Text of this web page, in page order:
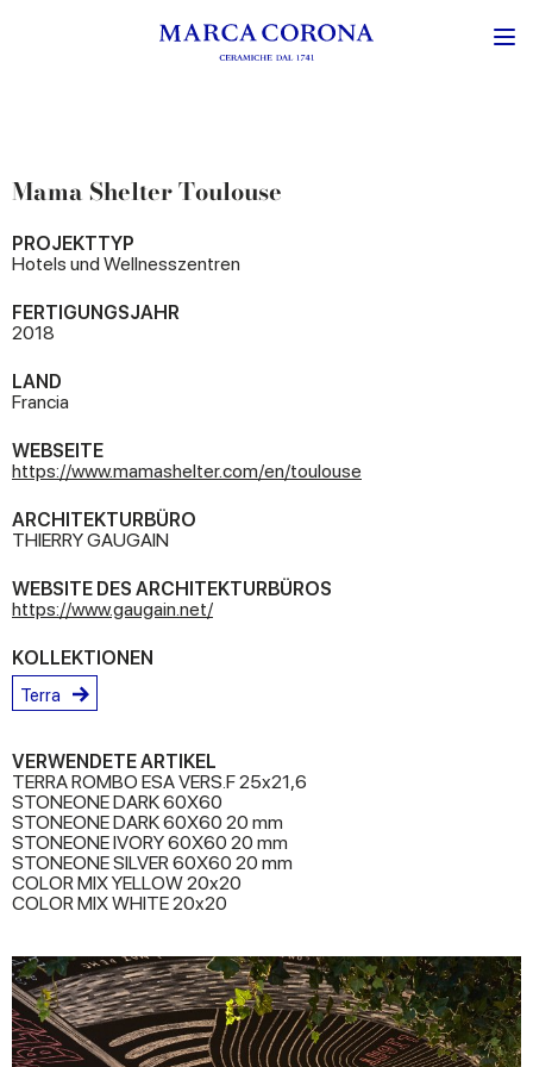
Mama Shelter Toulouse
PROJEKTTYP
Hotels und Wellnesszentren
FERTIGUNGSJAHR
2018
LAND
Francia
WEBSEITE
https://www.mamashelter.com/en/toulouse
ARCHITEKTURBÜRO
THIERRY GAUGAIN
WEBSITE DES ARCHITEKTURBÜROS
https://www.gaugain.net/
KOLLEKTIONEN
Terra
VERWENDETE ARTIKEL
TERRA ROMBO ESA VERS.F 25x21,6
STONEONE DARK 60X60
STONEONE DARK 60X60 20 mm
STONEONE IVORY 60X60 20 mm
STONEONE SILVER 60X60 20 mm
COLOR MIX YELLOW 20x20
COLOR MIX WHITE 20x20